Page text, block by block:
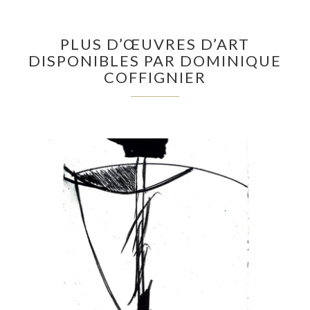
PLUS D’ŒUVRES D’ART
DISPONIBLES PAR DOMINIQUE
COFFIGNIER